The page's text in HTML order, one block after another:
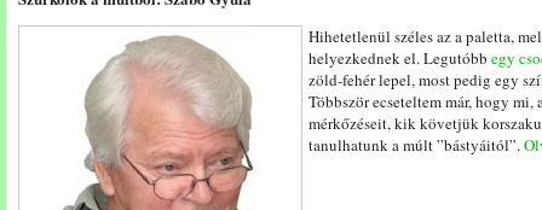
Hihetetlenül széles az a paletta,
helyezkednek el. Legutóbb egy
zöld-fehér lepel, most pedig egy
Többször ecseteltem már, hogy
mérkőzéseit, kik követjük
tanulhatunk a múlt ”bástyáitól”.